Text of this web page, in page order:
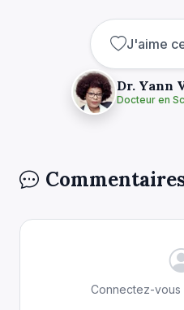
J'aime
Dr. Yann
Docteur en
Connectez-vous